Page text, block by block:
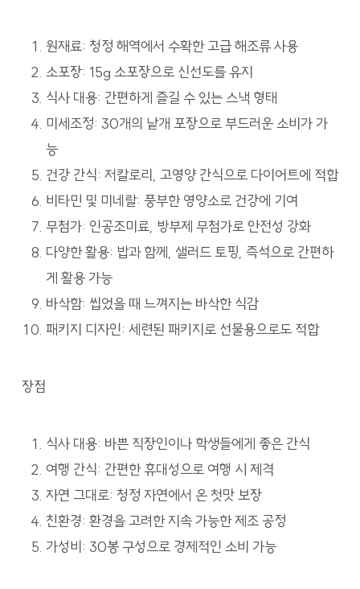
원재료: 청정 해역에서 수확한 고급 해조류 사용
소포장: 15g 소포장으로 신선도를 유지
식사 대용: 간편하게 즐길 수 있는 스낵 형태
미세조정: 30개의 낱개 포장으로 부드러운 소비가 가
능
건강 간식: 저칼로리, 고영양 간식으로 다이어트에 적합
비타민 및 미네랄: 풍부한 영양소로 건강에 기여
무첨가: 인공조미료, 방부제 무첨가로 안전성 강화
다양한 활용: 밥과 함께, 샐러드 토핑, 즉석으로 간편하
게 활용 가능
바삭함: 씹었을 때 느껴지는 바삭한 식감
패키지 디자인: 세련된 패키지로 선물용으로도 적합
장점
식사 대용: 바쁜 직장인이나 학생들에게 좋은 간식
여행 간식: 간편한 휴대성으로 여행 시 제격
자연 그대로: 청정 자연에서 온 첫맛 보장
친환경: 환경을 고려한 지속 가능한 제조 공정
가성비: 30봉 구성으로 경제적인 소비 가능